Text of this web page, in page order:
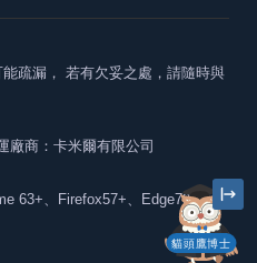
貓頭鷹博士
疏漏， 若有欠妥之處，請隨時與
廠商：卡米爾有限公司
63+、Firefox57+、Edge79+及